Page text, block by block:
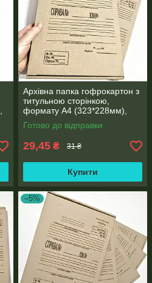
Архівна папка гофрокартон з
титульною сторінкою,
формату А4 (323*228мм),
корінець 40 мм
Готово до відправки
29,45 ₴ 31 ₴
Купити
–5%